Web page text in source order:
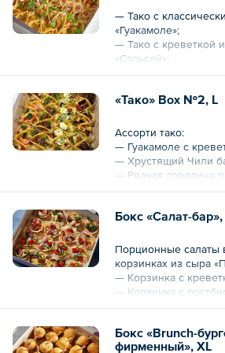
— Тако с
«Гуакамоле»;
— Тако с креветкой
«Сальсой»;
— Тако с острой
— Тако с с курицей
Общий вес – 920 г
«Тако» Box №2, L
Ассорти тако:
— Гуакамоле с
— Хрустящий Чили
— Рваная говядина
— Цыпленок с
Общий вес – 1140 г
Бокс «Салат-бар»,
Порционные салаты
корзинках из сыра
— Корзинка с
— Корзинка с
— Корзинка с
Общий вес – 1 кг
Бокс «Brunch-
фирменный», XL